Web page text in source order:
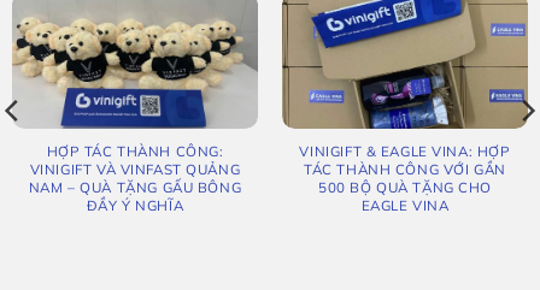
HỢP TÁC THÀNH CÔNG:
VINIGIFT VÀ VINFAST QUẢNG
NAM – QUÀ TẶNG GẤU BÔNG
ĐẦY Ý NGHĨA
VINIGIFT & EAGLE VINA: HỢP
TÁC THÀNH CÔNG VỚI GẦN
500 BỘ QUÀ TẶNG CHO
EAGLE VINA